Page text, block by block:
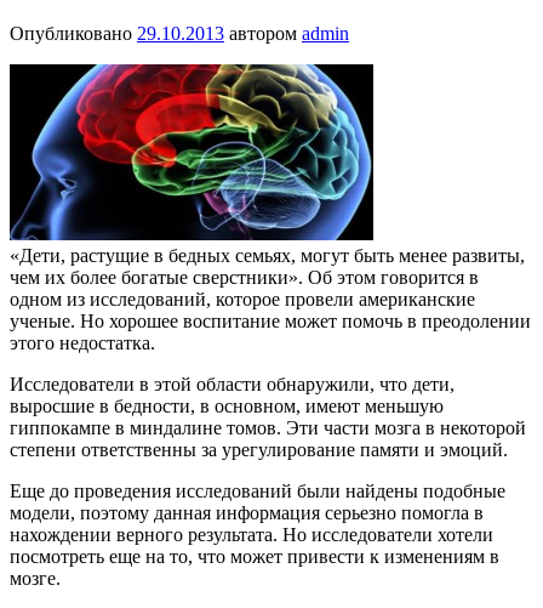
Опубликовано 29.10.2013 автором admin
«Дети, растущие в бедных семьях, могут быть менее развиты,
чем их более богатые сверстники». Об этом говорится в
одном из исследований, которое провели американские
ученые. Но хорошее воспитание может помочь в преодолении
этого недостатка.
Исследователи в этой области обнаружили, что дети,
выросшие в бедности, в основном, имеют меньшую
гиппокампе в миндалине томов. Эти части мозга в некоторой
степени ответственны за урегулирование памяти и эмоций.
Еще до проведения исследований были найдены подобные
модели, поэтому данная информация серьезно помогла в
нахождении верного результата. Но исследователи хотели
посмотреть еще на то, что может привести к изменениям в
мозге.